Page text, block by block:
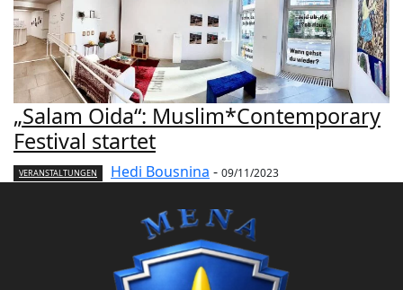
„Salam Oida“: Muslim*Contemporary
Festival startet
VERANSTALTUNGEN Hedi Bousnina - 09/11/2023